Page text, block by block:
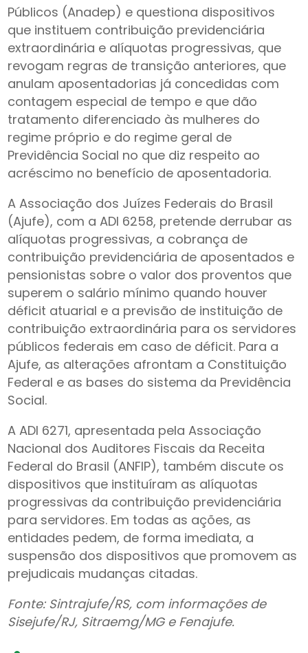
Públicos (Anadep) e questiona dispositivos
que instituem contribuição previdenciária
extraordinária e alíquotas progressivas, que
revogam regras de transição anteriores, que
anulam aposentadorias já concedidas com
contagem especial de tempo e que dão
tratamento diferenciado às mulheres do
regime próprio e do regime geral de
Previdência Social no que diz respeito ao
acréscimo no benefício de aposentadoria.
A Associação dos Juízes Federais do Brasil
(Ajufe), com a ADI 6258, pretende derrubar as
alíquotas progressivas, a cobrança de
contribuição previdenciária de aposentados e
pensionistas sobre o valor dos proventos que
superem o salário mínimo quando houver
déficit atuarial e a previsão de instituição de
contribuição extraordinária para os servidores
públicos federais em caso de déficit. Para a
Ajufe, as alterações afrontam a Constituição
Federal e as bases do sistema da Previdência
Social.
A ADI 6271, apresentada pela Associação
Nacional dos Auditores Fiscais da Receita
Federal do Brasil (ANFIP), também discute os
dispositivos que instituíram as alíquotas
progressivas da contribuição previdenciária
para servidores. Em todas as ações, as
entidades pedem, de forma imediata, a
suspensão dos dispositivos que promovem as
prejudicais mudanças citadas.
Fonte: Sintrajufe/RS, com informações de
Sisejufe/RJ, Sitraemg/MG e Fenajufe.